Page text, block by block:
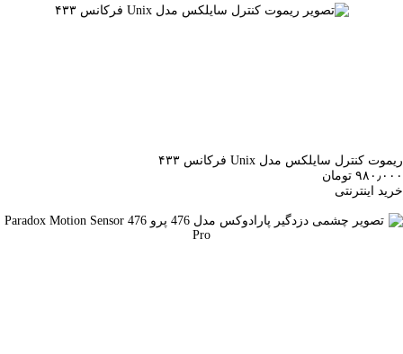
ریموت کنترل سایلکس مدل Unix فرکانس ۴۳۳
۹۸۰٫۰۰۰ تومان
خرید اینترنتی